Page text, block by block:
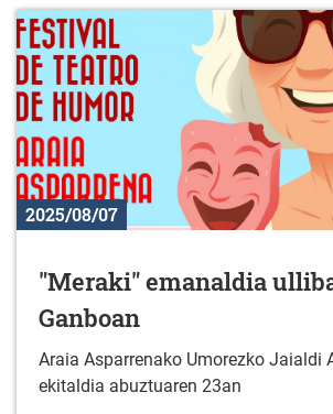
2025/08/07
"Meraki" emanaldia
Ganboan
Araia Asparrenako Umorezko Jaialdi
ekitaldia abuztuaren 23an